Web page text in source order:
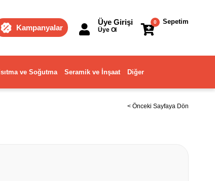
Kampanyalar
Sepetim
0
Üye Girişi
Üye Ol
Isıtma ve Soğutma Seramik ve İnşaat Diğer
< Önceki Sayfaya Dön